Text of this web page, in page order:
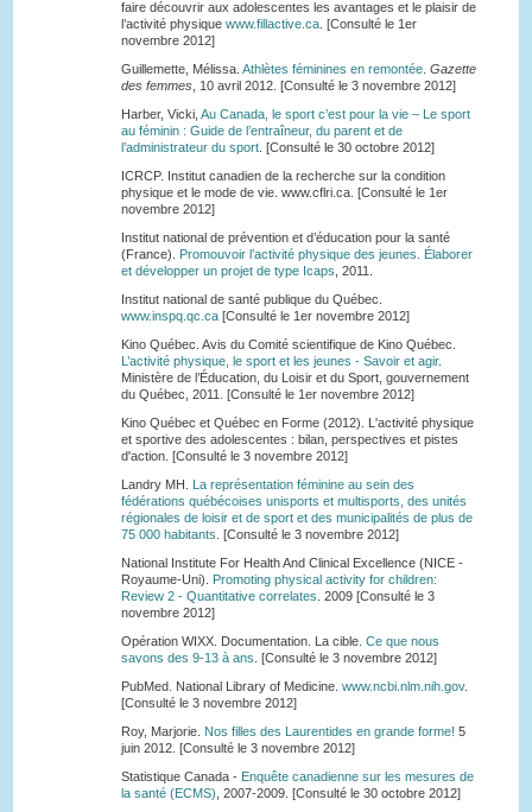
faire découvrir aux adolescentes les avantages et le plaisir de
l’activité physique www.fillactive.ca. [Consulté le 1er
novembre 2012]
Guillemette, Mélissa. Athlètes féminines en remontée. Gazette
des femmes, 10 avril 2012. [Consulté le 3 novembre 2012]
Harber, Vicki, Au Canada, le sport c’est pour la vie – Le sport
au féminin : Guide de l’entraîneur, du parent et de
l’administrateur du sport. [Consulté le 30 octobre 2012]
ICRCP. Institut canadien de la recherche sur la condition
physique et le mode de vie. www.cflri.ca. [Consulté le 1er
novembre 2012]
Institut national de prévention et d’éducation pour la santé
(France). Promouvoir l’activité physique des jeunes. Élaborer
et développer un projet de type Icaps , 2011.
Institut national de santé publique du Québec.
www.inspq.qc.ca [Consulté le 1er novembre 2012]
Kino Québec. Avis du Comité scientifique de Kino Québec.
L’activité physique, le sport et les jeunes - Savoir et agir.
Ministère de l’Éducation, du Loisir et du Sport, gouvernement
du Québec, 2011. [Consulté le 1er novembre 2012]
Kino Québec et Québec en Forme (2012). L'activité physique
et sportive des adolescentes : bilan, perspectives et pistes
d'action. [Consulté le 3 novembre 2012]
Landry MH. La représentation féminine au sein des
fédérations québécoises unisports et multisports, des unités
régionales de loisir et de sport et des municipalités de plus de
75 000 habitants . [Consulté le 3 novembre 2012]
National Institute For Health And Clinical Excellence (NICE -
Royaume-Uni). Promoting physical activity for children:
Review 2 - Quantitative correlates . 2009 [Consulté le 3
novembre 2012]
Opération WIXX. Documentation. La cible. Ce que nous
savons des 9-13 à ans . [Consulté le 3 novembre 2012]
PubMed. National Library of Medicine. www.ncbi.nlm.nih.gov.
[Consulté le 3 novembre 2012]
Roy, Marjorie. Nos filles des Laurentides en grande forme! 5
juin 2012. [Consulté le 3 novembre 2012]
Statistique Canada - Enquête canadienne sur les mesures de
la santé (ECMS) , 2007-2009. [Consulté le 30 octobre 2012]